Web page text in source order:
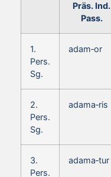
Präs. Ind.
Pass.
1.
Pers.
Sg.
adam‑or
2.
Pers.
Sg.
adama‑ris
3.
Pers.
adama‑tur